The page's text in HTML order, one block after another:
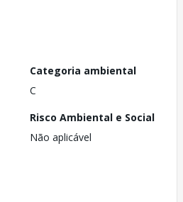
Categoria ambiental
C
Risco Ambiental e Social
Não aplicável